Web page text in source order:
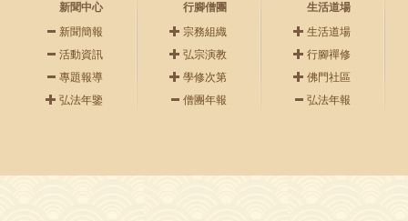
新聞中心
新聞簡報
活動資訊
專題報導
弘法年鑒
行腳僧團
宗務組織
弘宗演教
學修次第
僧團年報
生活道場
生活道場
行腳禪修
佛門社區
弘法年報